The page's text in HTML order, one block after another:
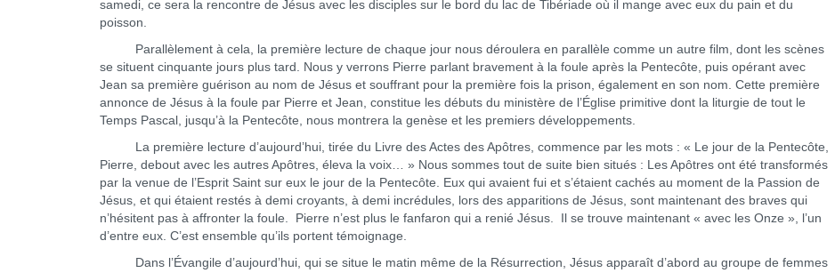
samedi, ce sera la rencontre de Jésus avec les disciples sur le bord du lac de Tibériade où il mange avec eux du pain et du
poisson.
Parallèlement à cela, la première lecture de chaque jour nous déroulera en parallèle comme un autre film, dont les scènes
se situent cinquante jours plus tard. Nous y verrons Pierre parlant bravement à la foule après la Pentecôte, puis opérant avec
Jean sa première guérison au nom de Jésus et souffrant pour la première fois la prison, également en son nom. Cette première
annonce de Jésus à la foule par Pierre et Jean, constitue les débuts du ministère de l’Église primitive dont la liturgie de tout le
Temps Pascal, jusqu’à la Pentecôte, nous montrera la genèse et les premiers développements.
La première lecture d’aujourd’hui, tirée du Livre des Actes des Apôtres, commence par les mots : « Le jour de la Pentecôte,
Pierre, debout avec les autres Apôtres, éleva la voix… » Nous sommes tout de suite bien situés : Les Apôtres ont été transformés
par la venue de l’Esprit Saint sur eux le jour de la Pentecôte. Eux qui avaient fui et s’étaient cachés au moment de la Passion de
Jésus, et qui étaient restés à demi croyants, à demi incrédules, lors des apparitions de Jésus, sont maintenant des braves qui
n’hésitent pas à affronter la foule. Pierre n’est plus le fanfaron qui a renié Jésus. Il se trouve maintenant « avec les Onze », l’un
d’entre eux. C’est ensemble qu’ils portent témoignage.
Dans l’Évangile d’aujourd’hui, qui se situe le matin même de la Résurrection, Jésus apparaît d’abord au groupe de femmes